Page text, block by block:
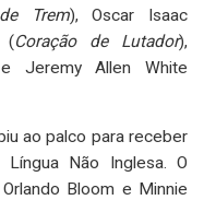
Trem), Oscar Isaac
(Coração de Lutador),
Jeremy Allen White
ao palco para receber
Não Inglesa. O
Bloom e Minnie